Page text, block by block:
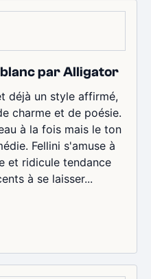
par Alligator
déjà un style affirmé,
charme et de poésie.
à la fois mais le ton
Fellini s'amuse à
et ridicule tendance
à se laisser...